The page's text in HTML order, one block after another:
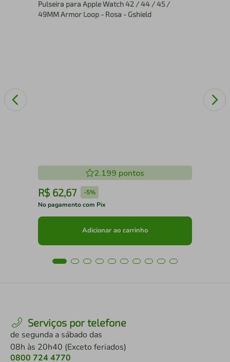
Pulseira para Apple Watch 42 / 44 / 45 /
49MM Armor Loop - Rosa - Gshield
2.199 pontos
R$ 62,67 -5%
No pagamento com Pix
Adicionar ao carrinho
Serviços por telefone
de segunda a sábado das
08h às 20h40 (Exceto feriados)
0800 724 4770